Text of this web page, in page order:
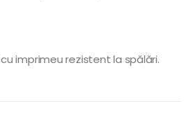
imprimeu rezistent la spălări.